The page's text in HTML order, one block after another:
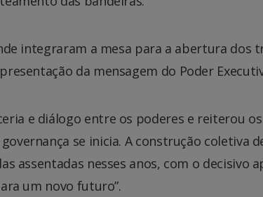
integraram a mesa para a abertura dos
da mensagem do Poder
e diálogo entre os poderes e reiterou
se inicia. A construção coletiva
assentadas nesses anos, com o decisivo
um novo futuro”.